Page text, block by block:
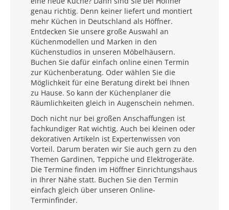
genau richtig. Denn keiner liefert und montiert
mehr Küchen in Deutschland als Höffner.
Entdecken Sie unsere große Auswahl an
Küchenmodellen und Marken in den
Küchenstudios in unseren Möbelhäusern.
Buchen Sie dafür einfach online einen Termin
zur Küchenberatung. Oder wählen Sie die
Möglichkeit für eine Beratung direkt bei Ihnen
zu Hause. So kann der Küchenplaner die
Räumlichkeiten gleich in Augenschein nehmen.
Doch nicht nur bei großen Anschaffungen ist
fachkundiger Rat wichtig. Auch bei kleinen oder
dekorativen Artikeln ist Expertenwissen von
Vorteil. Darum beraten wir Sie auch gern zu den
Themen Gardinen, Teppiche und Elektrogeräte.
Die Termine finden im Höffner Einrichtungshaus
in Ihrer Nähe statt. Buchen Sie den Termin
einfach gleich über unseren Online-
Terminfinder.